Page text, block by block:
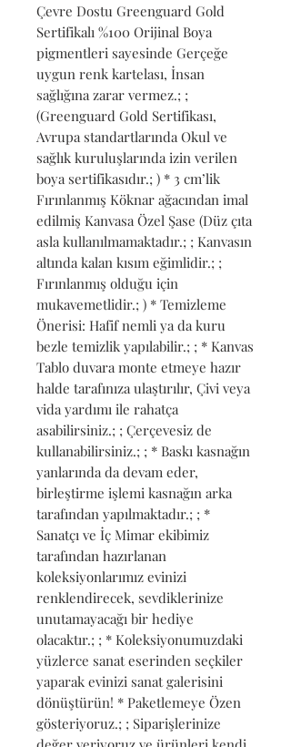
Çevre Dostu Greenguard Gold
Sertifikalı %100 Orijinal Boya
pigmentleri sayesinde Gerçeğe
uygun renk kartelası, İnsan
sağlığına zarar vermez.; ;
(Greenguard Gold Sertifikası,
Avrupa standartlarında Okul ve
sağlık kuruluşlarında izin verilen
boya sertifikasıdır.; ) * 3 cm’lik
Fırınlanmış Köknar ağacından imal
edilmiş Kanvasa Özel Şase (Düz çıta
asla kullanılmamaktadır.; ; Kanvasın
altında kalan kısım eğimlidir.; ;
Fırınlanmış olduğu için
mukavemetlidir.; ) * Temizleme
Önerisi: Hafif nemli ya da kuru
bezle temizlik yapılabilir.; ; * Kanvas
Tablo duvara monte etmeye hazır
halde tarafınıza ulaştırılır, Çivi veya
vida yardımı ile rahatça
asabilirsiniz.; ; Çerçevesiz de
kullanabilirsiniz.; ; * Baskı kasnağın
yanlarında da devam eder,
birleştirme işlemi kasnağın arka
tarafından yapılmaktadır.; ; *
Sanatçı ve İç Mimar ekibimiz
tarafından hazırlanan
koleksiyonlarımız evinizi
renklendirecek, sevdiklerinize
unutamayacağı bir hediye
olacaktır.; ; * Koleksiyonumuzdaki
yüzlerce sanat eserinden seçkiler
yaparak evinizi sanat galerisini
dönüştürün! * Paketlemeye Özen
gösteriyoruz.; ; Siparişlerinize